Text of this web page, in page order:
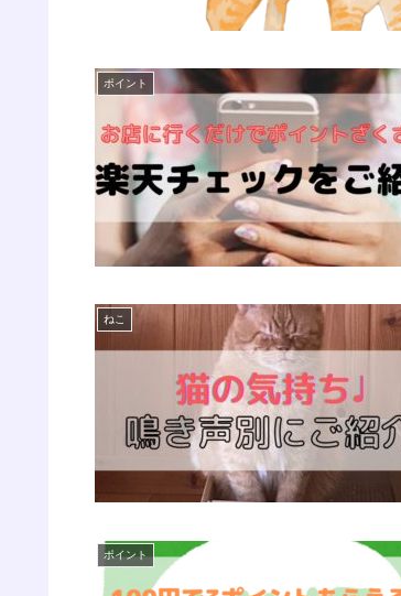
ポイント
ねこ
ポイント